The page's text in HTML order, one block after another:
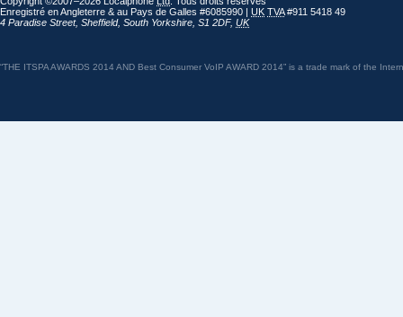
Enregistré en Angleterre & au Pays de Galles #6085990 | UK TVA#911 5418 49
4 Paradise Street, Sheffield, South Yorkshire S1 2DF, UK
“THE ITSPA AWARDS 2014 AND Best Consumer VoIP AWARD 2014” is a trade mark of the